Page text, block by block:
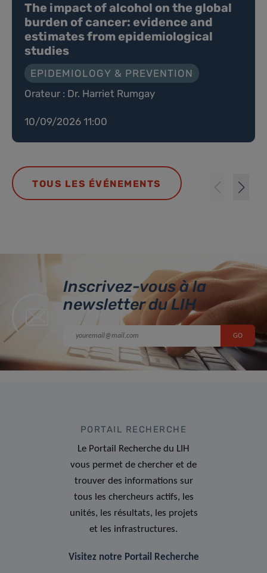
The impact of alcohol on the global
burden of cancer: evidence and
estimates from epidemiological
studies
EPIDEMIOLOGY & PREVENTION
Orateur : Dr. Harriet Rumgay
10/09/2026 11:00
TOUS LES ÉVÉNEMENTS
Inscrivez-vous à la
newsletter du LIH
PORTAIL RECHERCHE
Le Portail Recherche du LIH
vous permet de chercher et de
trouver des informations sur
tous les chercheurs actifs, les
unités, les résultats, les projets
et les infrastructures.
Visitez notre Portail Recherche